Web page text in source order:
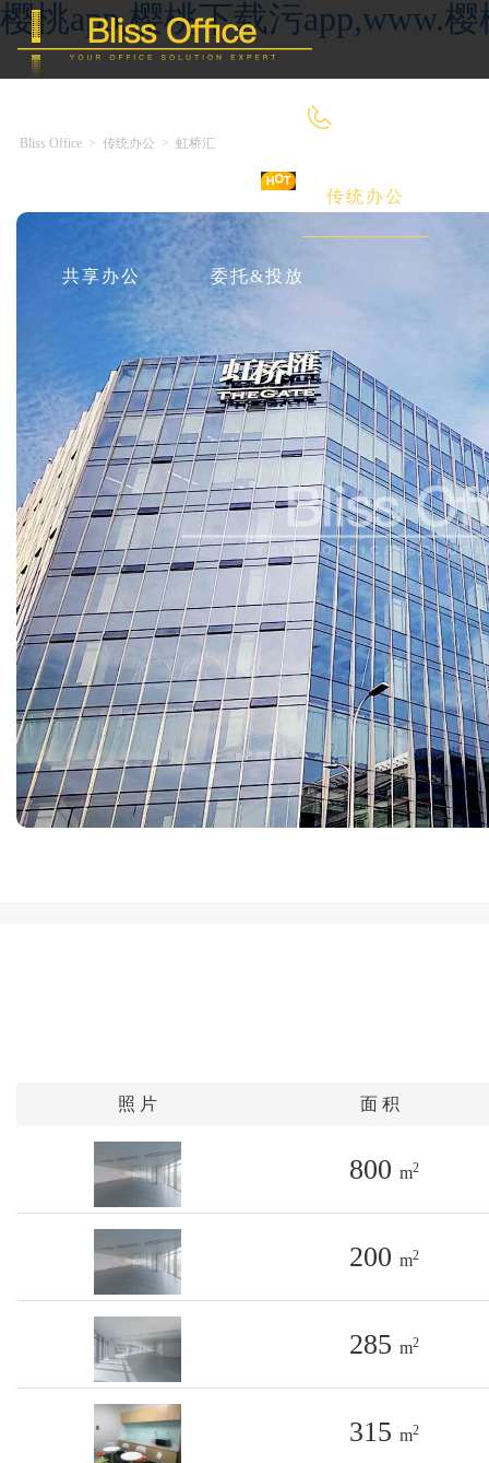
樱桃app,樱桃下载污app,www.
传统办公
共享办公 委托&投放
Bliss Office > 传统办公 > 虹桥汇
照 片 面 积
800 m2
200 m2
285 m2
315 m2